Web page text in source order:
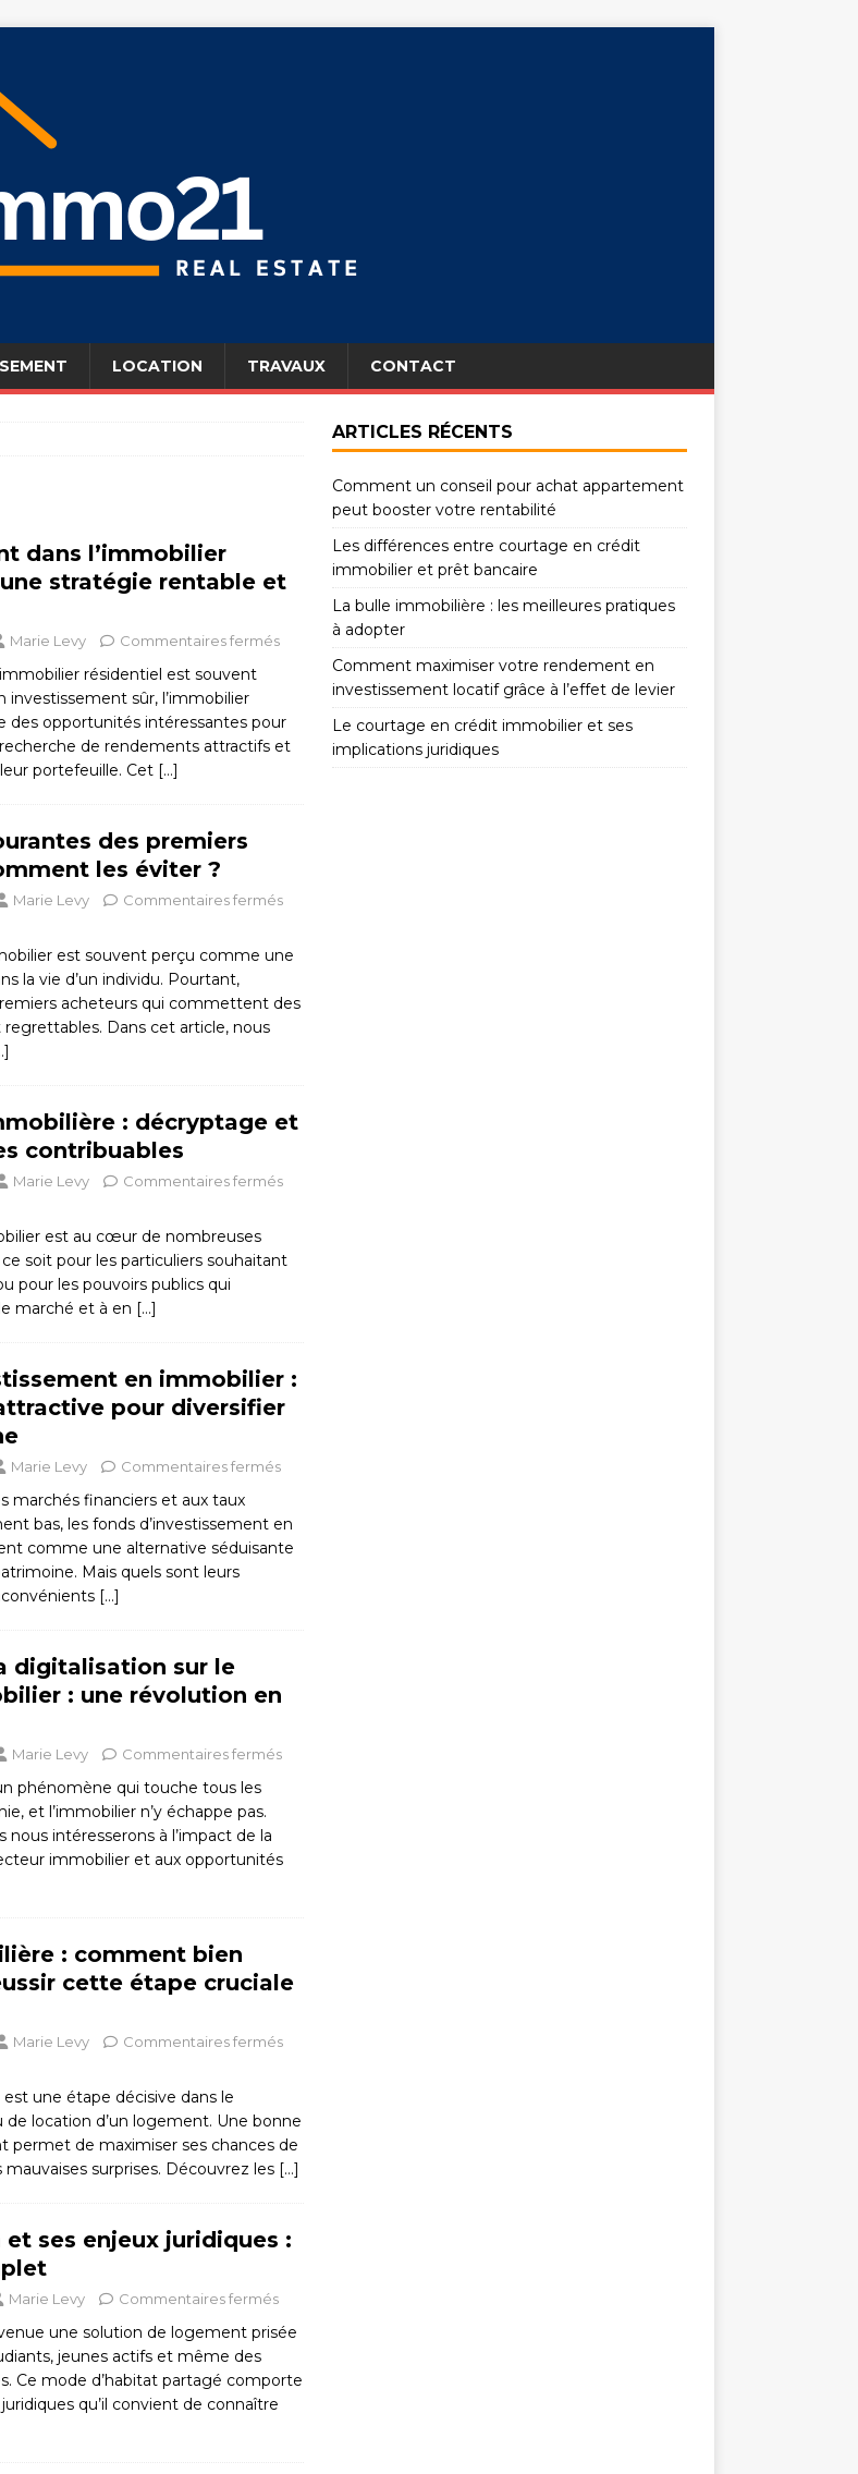
LOCATION TRAVAUX CONTACT
dans l’immobilier
stratégie rentable et
Marie Levy Commentaires fermés
résidentiel est souvent
investissement sûr, l’immobilier
des opportunités intéressantes pour
de rendements attractifs et
portefeuille. Cet […]
des premiers
les éviter ?
Marie Levy Commentaires fermés
est souvent perçu comme une
la vie d’un individu. Pourtant,
acheteurs qui commettent des
Dans cet article, nous
: décryptage et
contribuables
Marie Levy Commentaires fermés
est au cœur de nombreuses
soit pour les particuliers souhaitant
pour les pouvoirs publics qui
marché et à en […]
en immobilier :
pour diversifier
Marie Levy Commentaires fermés
marchés financiers et aux taux
bas, les fonds d’investissement en
comme une alternative séduisante
Mais quels sont leurs
[…]
digitalisation sur le
: une révolution en
Marie Levy Commentaires fermés
phénomène qui touche tous les
et l’immobilier n’y échappe pas.
nous intéresserons à l’impact de la
immobilier et aux opportunités
: comment bien
cette étape cruciale
Marie Levy Commentaires fermés
une étape décisive dans le
de location d’un logement. Une bonne
permet de maximiser ses chances de
mauvaises surprises. Découvrez les […]
ses enjeux juridiques :
Marie Levy Commentaires fermés
une solution de logement prisée
jeunes actifs et même des
Ce mode d’habitat partagé comporte
qu’il convient de connaître
ARTICLES RÉCENTS
Comment un conseil pour achat appartement
peut booster votre rentabilité
Les différences entre courtage en crédit
immobilier et prêt bancaire
La bulle immobilière : les meilleures pratiques
à adopter
Comment maximiser votre rendement en
investissement locatif grâce à l’effet de levier
Le courtage en crédit immobilier et ses
implications juridiques